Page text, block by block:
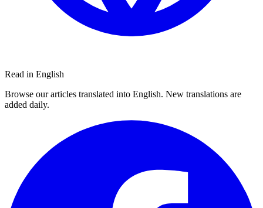
Read in English
Browse our articles translated into English. New translations are
added daily.